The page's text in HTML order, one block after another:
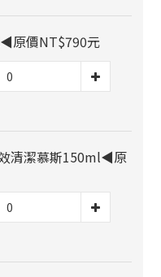
原價NT$790元
清潔慕斯150ml◀原